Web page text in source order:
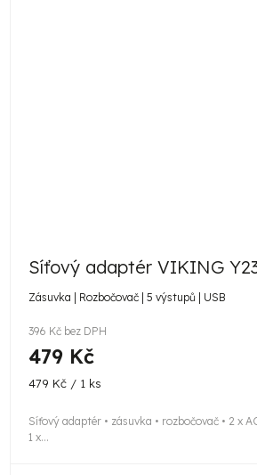
Síťový adaptér VIKING
Zásuvka | Rozbočovač | 5 výstupů | USB
396 Kč bez DPH
479 Kč
Měrná
479 Kč / 1 ks
Síťový adaptér • zásuvka • rozbočovač • 2 x
1 x...